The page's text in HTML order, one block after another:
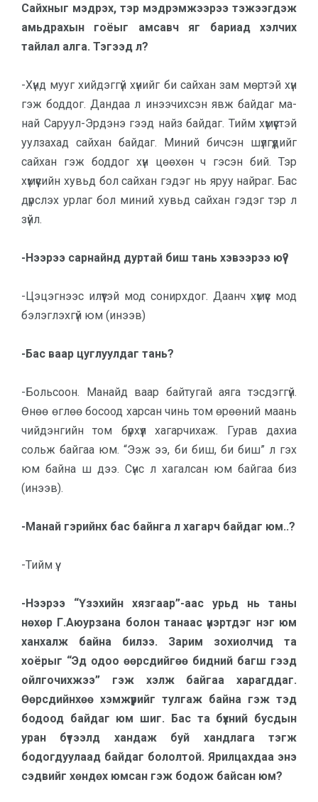
Сайхныг мэдрэх, тэр мэд­рэмжээрээ тэжээгдэж
амьд­ра­хын гоёыг амсавч яг бариад хэл­чих
тайлал алга. Тэгээд л?
-Хүнд мууг хийдэггүй хүнийг би сайхан зам мөртэй хүн
гэж боддог. Дандаа л инээчихсэн явж байдаг ма­
най Саруул-Эрдэнэ гээд найз байдаг. Тийм хүмүүстэй
уулзахад сай­хан байдаг. Миний бичсэн шүл­гүүдийг
сайхан гэж боддог хүн цөөхөн ч гэсэн бий. Тэр
хүмүүсийн хувьд бол сай­хан гэдэг нь яруу найраг. Бас
дүрслэх ур­лаг бол миний хувьд сайхан гэдэг тэр л
зүйл.
-Нээрээ сарнайнд дуртай биш тань хэвээрээ юү?
-Цэцэгнээс илүүтэй мод сонирх­дог. Даанч хүмүүс мод
бэлэглэхгүй юм (инээв)
-Бас ваар цуглуулдаг тань?
-Больсоон. Манайд ваар байтугай аяга тэсдэггүй.
Өнөө өглөө босоод хар­сан чинь том өрөөний маань
чий­дэнгийн том бүрхүүл хагарчихаж. Гурав дахиа
сольж байгаа юм. “Ээж ээ, би биш, би биш” л гэх
юм байна ш дээ. Сүнс л хагалсан юм байгаа биз
(инээв).
-Манай гэрийнх бас байнга л хагарч байдаг юм..?
-Тийм үү.
-Нээрээ “Үзэхийн хязгаар”-аас урьд нь таны
нөхөр Г.Аюурзана болон танаас үнэртдэг нэг юм
ханхалж байна билээ. Зарим зохиолчид та
хоёрыг “Эд одоо өөрсдийгөө бидний багш гээд
ойлгочихжээ” гэж хэлж байгаа харагддаг.
Өөрсдийнхөө хэм­жүү­рийг тулгаж байна гэж тэд
бодоод байдаг юм шиг. Бас та бүхний бусдын
уран бүтээлд хандаж буй хандлага тэгж
бодогдуулаад байдаг болол­той. Ярилцахдаа энэ
сэдвийг хөн­дөх юмсан гэж бодож байсан юм?